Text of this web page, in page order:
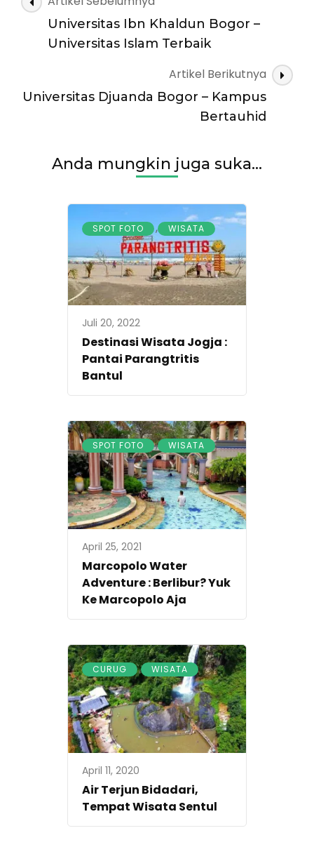
Wisata
Artikel
Universitas Ibn Khaldun Bogor –
Universitas Islam Terbaik
Artikel Berikutnya
Universitas Djuanda Bogor – Kampus
Bertauhid
Anda mungkin juga suka...
SPOT FOTO , WISATA
Juli 20, 2022
Destinasi Wisata Jogja :
Pantai Parangtritis
Bantul
SPOT FOTO , WISATA
April 25, 2021
Marcopolo Water
Adventure : Berlibur? Yuk
Ke Marcopolo Aja
CURUG , WISATA
April 11, 2020
Air Terjun Bidadari,
Tempat Wisata Sentul